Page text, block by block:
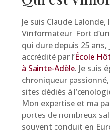
Je suis Claude
Vinformateur. Fort
qui dure depuis 25
accrédité par l’École
à Sainte-Adèle. Je suis
chroniqueur
sites dédiés à
Mon expertise et ma
portes de nombreux
souvent conduit en